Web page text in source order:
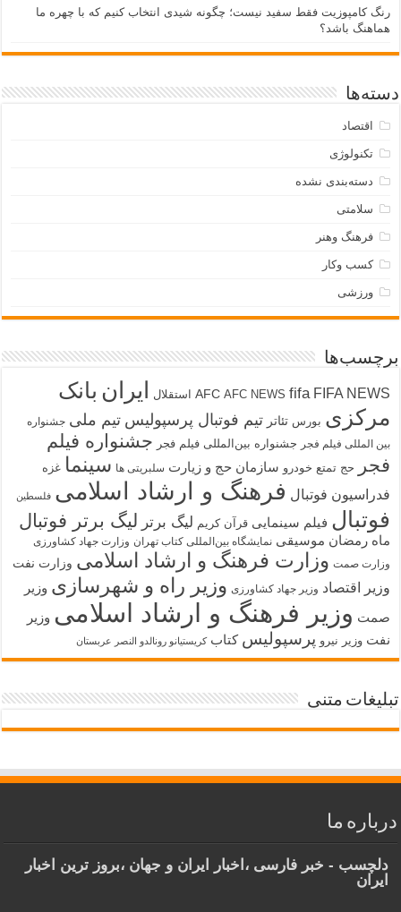
رنگ کامپوزیت فقط سفید نیست؛ چگونه شیدی انتخاب کنیم که با چهره ما
هماهنگ باشد؟
دسته‌ها
اقتصاد
تکنولوژی
دسته‌بندی نشده
سلامتی
فرهنگ وهنر
کسب وکار
ورزشی
برچسب‌ها
AFC AFC NEWS fifa FIFA NEWS استقلال ایران بانک
مرکزی بورس تئاتر تیم فوتبال پرسپولیس تیم ملی جشنواره
بین المللی فیلم فجر جشنواره بین‌المللی فیلم فجر جشنواره فیلم
فجر
حج تمتع خودرو سازمان حج و زیارت سلبریتی ها سینما غزه
فدراسیون فوتبال فرهنگ و ارشاد اسلامی فلسطین
فوتبال فیلم سینمایی قرآن کریم لیگ برتر لیگ برتر فوتبال
ماه رمضان موسیقی نمایشگاه بین‌المللی کتاب تهران وزارت جهاد کشاورزی
وزارت صمت وزارت فرهنگ و ارشاد اسلامی وزارت نفت
وزیر اقتصاد وزیر جهاد کشاورزی وزیر راه و شهرسازی وزیر
صمت وزیر فرهنگ و ارشاد اسلامی وزیر
نفت وزیر نیرو پرسپولیس کتاب کریستیانو رونالدو النصر عربستان
تبلیغات متنی
درباره ما
دلچسب - خبر فارسی ،اخبار ایران و جهان ،بروز ترین اخبار
ایران